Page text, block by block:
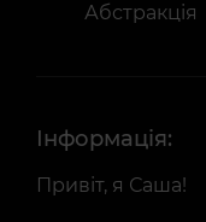
Абстракція
Інформація:
Привіт, я Саша!